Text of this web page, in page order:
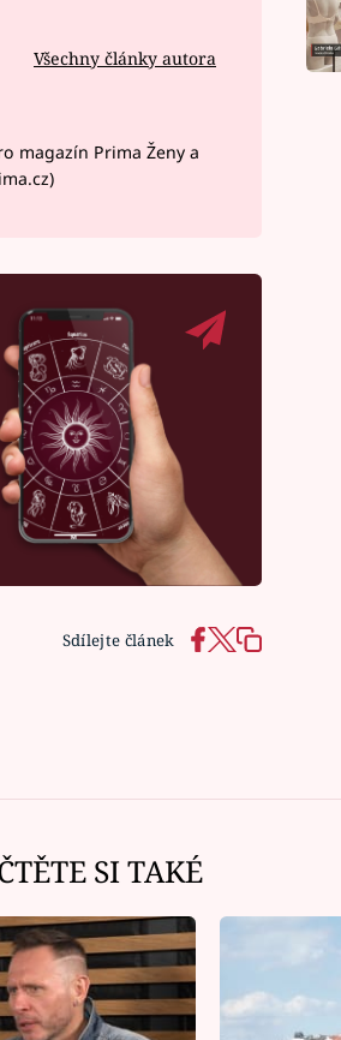
Všechny články autora
magazín Prima Ženy a
Sdílejte článek
SI TAKÉ